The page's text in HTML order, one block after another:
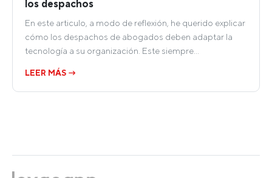
los despachos
En este articulo, a modo de reflexión, he querido explicar
cómo los despachos de abogados deben adaptar la
tecnología a su organización. Este siempre…
LEER MÁS →